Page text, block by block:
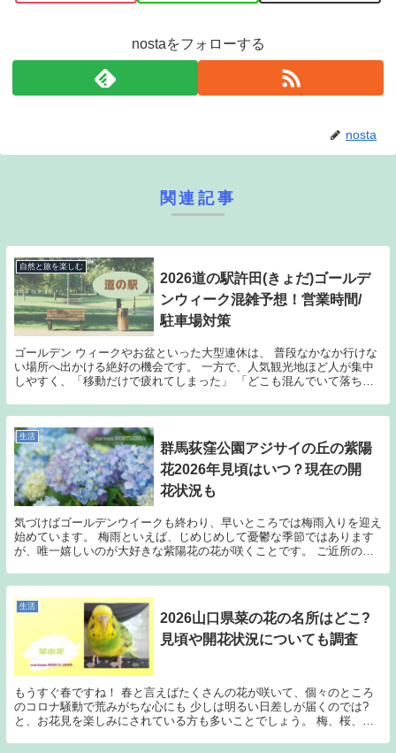
nostaをフォローする
nosta
関連記事
自然と旅を楽しむ
2026道の駅許田(きょだ)ゴールデ
ンウィーク混雑予想！営業時間/
駐車場対策
ゴールデン ウィークやお盆といった大型連休は、 普段なかなか行けな
い場所へ出かける絶好の機会です。 一方で、人気観光地ほど人が集中
しやすく、「移動だけで疲れてしまった」 「どこも混んでいて落ち着
生活
群馬荻窪公園アジサイの丘の紫陽
花2026年見頃はいつ？現在の開
花状況も
気づけばゴールデンウイークも終わり、早いところでは梅雨入りを迎え
始めています。 梅雨といえば、じめじめして憂鬱な季節ではあります
が、唯一嬉しいのが大好きな紫陽花の花が咲くことです。 ご近所の庭
生活
2026山口県菜の花の名所はどこ?
見頃や開花状況についても調査
もうすぐ春ですね！ 春と言えばたくさんの花が咲いて、個々のところ
のコロナ騒動で荒みがちな心にも 少しは明るい日差しが届くのでは?
と、お花見を楽しみにされている方も多いことでしょう。 梅、桜、チ